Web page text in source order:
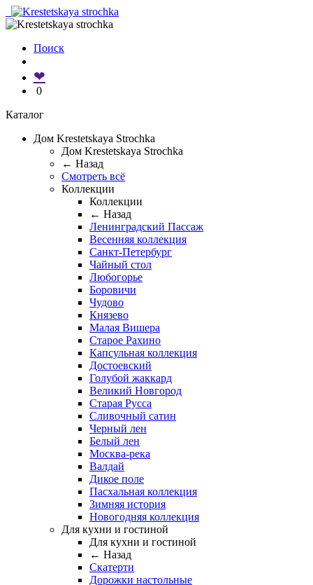
Поиск
❤
0
Каталог
Дом Krestetskaya Strochka
Дом Krestetskaya Strochka
← Назад
Смотреть всё
Коллекции
Коллекции
← Назад
Ленинградский Пассаж
Весенняя коллекция
Санкт-Петербург
Чайный стол
Любогорье
Боровичи
Чудово
Князево
Малая Вишера
Старое Рахино
Капсульная коллекция
Достоевский
Голубой жаккард
Великий Новгород
Старая Русса
Сливочный сатин
Черный лен
Белый лен
Москва-река
Валдай
Дикое поле
Пасхальная коллекция
Зимняя история
Новогодняя коллекция
Для кухни и гостиной
Для кухни и гостиной
← Назад
Скатерти
Дорожки настольные